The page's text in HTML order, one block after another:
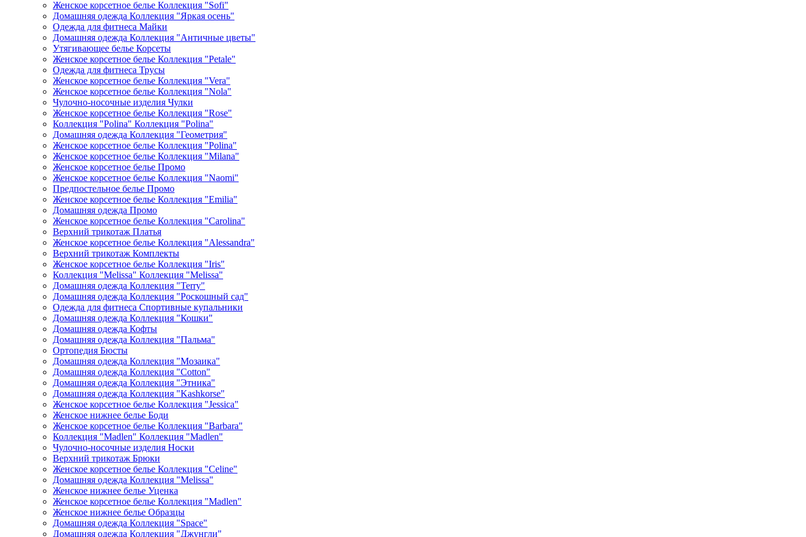
Женское корсетное белье Коллекция "Sofi"
Домашняя одежда Коллекция "Яркая осень"
Одежда для фитнеса Майки
Домашняя одежда Коллекция "Античные цветы"
Утягивающее белье Корсеты
Женское корсетное белье Коллекция "Petale"
Одежда для фитнеса Трусы
Женское корсетное белье Коллекция "Vera"
Женское корсетное белье Коллекция "Nola"
Чулочно-носочные изделия Чулки
Женское корсетное белье Коллекция "Rose"
Коллекция "Polina" Коллекция "Polina"
Домашняя одежда Коллекция "Геометрия"
Женское корсетное белье Коллекция "Polina"
Женское корсетное белье Коллекция "Milana"
Женское корсетное белье Промо
Женское корсетное белье Коллекция "Naomi"
Предпостельное белье Промо
Женское корсетное белье Коллекция "Emilia"
Домашняя одежда Промо
Женское корсетное белье Коллекция "Carolina"
Верхний трикотаж Платья
Женское корсетное белье Коллекция "Alessandra"
Верхний трикотаж Комплекты
Женское корсетное белье Коллекция "Iris"
Коллекция "Melissa" Коллекция "Melissa"
Домашняя одежда Коллекция "Terry"
Домашняя одежда Коллекция "Роскошный сад"
Одежда для фитнеса Спортивные купальники
Домашняя одежда Коллекция "Кошки"
Домашняя одежда Кофты
Домашняя одежда Коллекция "Пальма"
Ортопедия Бюсты
Домашняя одежда Коллекция "Мозаика"
Домашняя одежда Коллекция "Cotton"
Домашняя одежда Коллекция "Этника"
Домашняя одежда Коллекция "Kashkorse"
Женское корсетное белье Коллекция "Jessica"
Женское нижнее белье Боди
Женское корсетное белье Коллекция "Barbara"
Коллекция "Madlen" Коллекция "Madlen"
Чулочно-носочные изделия Носки
Верхний трикотаж Брюки
Женское корсетное белье Коллекция "Celine"
Домашняя одежда Коллекция "Melissa"
Женское нижнее белье Уценка
Женское корсетное белье Коллекция "Madlen"
Женское нижнее белье Образцы
Домашняя одежда Коллекция "Space"
Домашняя одежда Коллекция "Джунгли"